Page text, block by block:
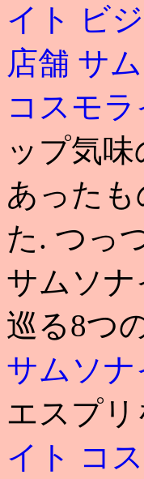
イト ビ
店舗 サ
コスモ
ップ気
あった
た. つっ
サムソ
巡る8つ
サムソ
エスプ
イト コ